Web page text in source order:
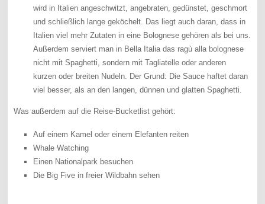
wird in Italien angeschwitzt, angebraten, gedünstet, geschmort
und schließlich lange geköchelt. Das liegt auch daran, dass in
Italien viel mehr Zutaten in eine Bolognese gehören als bei uns.
Außerdem serviert man in Bella Italia das ragù alla bolognese
nicht mit Spaghetti, sondern mit Tagliatelle oder anderen
kurzen oder breiten Nudeln. Der Grund: Die Sauce haftet daran
viel besser, als an den langen, dünnen und glatten Spaghetti.
Was außerdem auf die Reise-Bucketlist gehört:
Auf einem Kamel oder einem Elefanten reiten
Whale Watching
Einen Nationalpark besuchen
Die Big Five in freier Wildbahn sehen